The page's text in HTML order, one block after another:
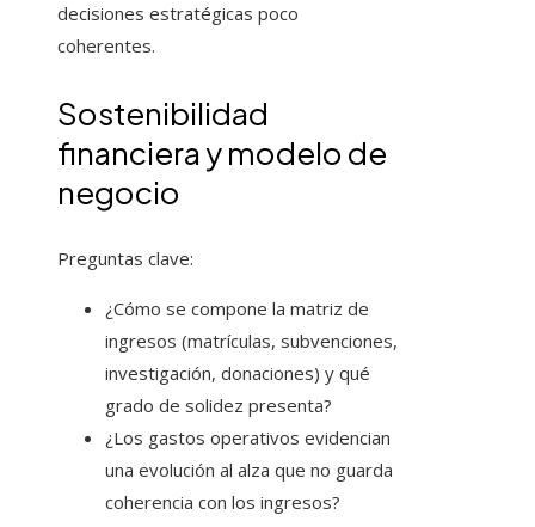
decisiones estratégicas poco
coherentes.
Sostenibilidad
financiera y modelo de
negocio
Preguntas clave:
¿Cómo se compone la matriz de
ingresos (matrículas, subvenciones,
investigación, donaciones) y qué
grado de solidez presenta?
¿Los gastos operativos evidencian
una evolución al alza que no guarda
coherencia con los ingresos?